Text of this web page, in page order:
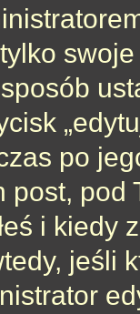
po
post,
i kiedy
jeśli